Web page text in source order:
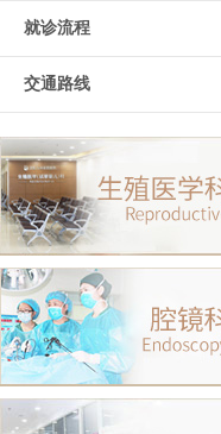
就诊流程
交通路线